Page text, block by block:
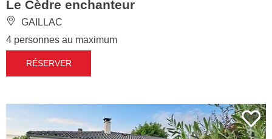
Le Cèdre enchanteur
GAILLAC
4 personnes au maximum
RÉSERVER